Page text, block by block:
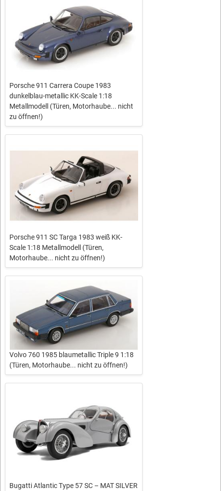
Porsche 911 Carrera Coupe 1983
dunkelblau-metallic KK-Scale 1:18
Metallmodell (Türen, Motorhaube... nicht
zu öffnen!)
Porsche 911 SC Targa 1983 weiß KK-
Scale 1:18 Metallmodell (Türen,
Motorhaube... nicht zu öffnen!)
Volvo 760 1985 blaumetallic Triple 9 1:18
(Türen, Motorhaube... nicht zu öffnen!)
Bugatti Atlantic Type 57 SC – MAT SILVER